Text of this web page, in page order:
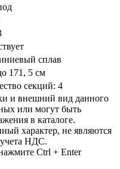
сплав
171, 5 см
секций: 4
и внешний вид данного
или могут быть
в каталоге.
характер, не являются
НДС.
Ctrl + Enter